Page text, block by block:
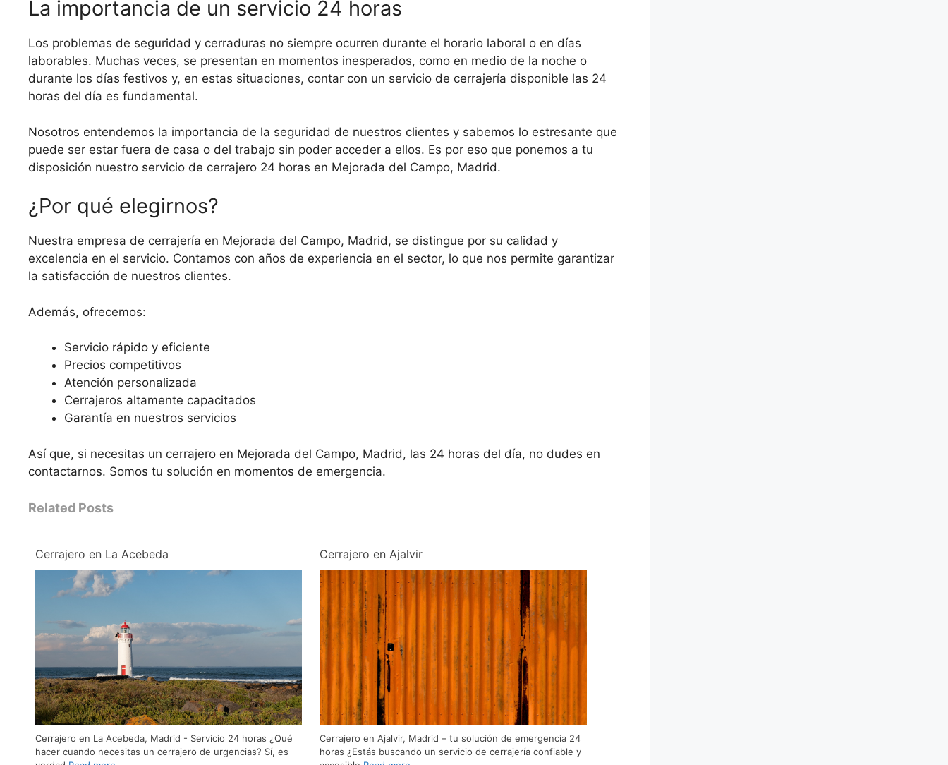
La importancia de un servicio 24 horas
Los problemas de seguridad y cerraduras no siempre ocurren durante el horario laboral o en días
laborables. Muchas veces, se presentan en momentos inesperados, como en medio de la noche o
durante los días festivos y, en estas situaciones, contar con un servicio de cerrajería disponible las 24
horas del día es fundamental.
Nosotros entendemos la importancia de la seguridad de nuestros clientes y sabemos lo estresante que
puede ser estar fuera de casa o del trabajo sin poder acceder a ellos. Es por eso que ponemos a tu
disposición nuestro servicio de cerrajero 24 horas en Mejorada del Campo, Madrid.
¿Por qué elegirnos?
Nuestra empresa de cerrajería en Mejorada del Campo, Madrid, se distingue por su calidad y
excelencia en el servicio. Contamos con años de experiencia en el sector, lo que nos permite garantizar
la satisfacción de nuestros clientes.
Además, ofrecemos:
Servicio rápido y eficiente
Precios competitivos
Atención personalizada
Cerrajeros altamente capacitados
Garantía en nuestros servicios
Así que, si necesitas un cerrajero en Mejorada del Campo, Madrid, las 24 horas del día, no dudes en
contactarnos. Somos tu solución en momentos de emergencia.
Related Posts
Cerrajero en La Acebeda
Cerrajero en La Acebeda, Madrid - Servicio 24 horas ¿Qué
hacer cuando necesitas un cerrajero de urgencias? Sí, es
Cerrajero en Ajalvir
Cerrajero en Ajalvir, Madrid – tu solución de emergencia 24
horas ¿Estás buscando un servicio de cerrajería confiable y